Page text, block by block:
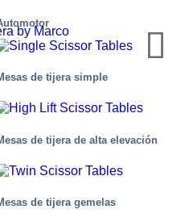
by Marco
de tijera simple
de tijera de alta elevación
de tijera gemelas